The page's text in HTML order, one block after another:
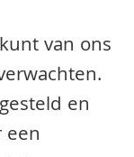
van ons
en